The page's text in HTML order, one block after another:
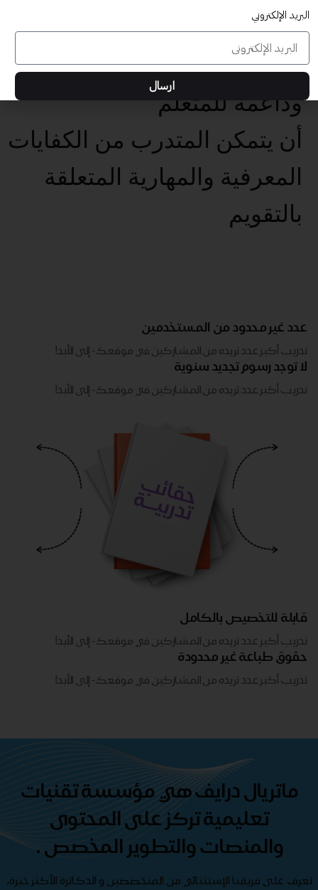
المعرفية والمهارية المتعلقة
بتهيئة بيئات تعلم تفاعلية
وداعمة للمتعلم
أن يتمكن المتدرب من الكفايات
المعرفية والمهارية المتعلقة
بالتقويم
عدد غير محدود من المستخدمين
تدريب أكبر عدد تريده من المشاركين في موقعك - ​​إلى الأبد!
لا توجد رسوم تجديد سنوية
تدريب أكبر عدد تريده من المشاركين في موقعك - ​​إلى الأبد!
قابلة للتخصيص بالكامل
تدريب أكبر عدد تريده من المشاركين في موقعك - ​​إلى الأبد!
حقوق طباعة غير محدودة
تدريب أكبر عدد تريده من المشاركين في موقعك - ​​إلى الأبد!
ماتريال درايف هي مؤسسة تقنيات
تعليمية تركز على المحتوى
والمنصات والتطوير المخصص .
تعرف على فريقنا الإستثنائي من المتخصصين و الدكاترة الأكثر خبرة،
البريد الإلكتروني
ارسال